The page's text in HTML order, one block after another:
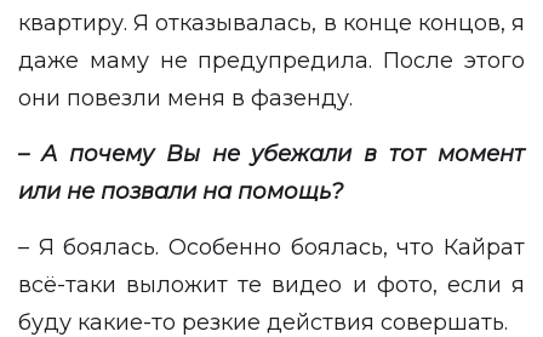
квартиру. Я отказывалась, в конце концов, я
даже маму не предупредила. После этого
они повезли меня в фазенду.
– А почему Вы не убежали в тот момент
или не позвали на помощь?
– Я боялась. Особенно боялась, что Кайрат
всё-таки выложит те видео и фото, если я
буду какие-то резкие действия совершать.